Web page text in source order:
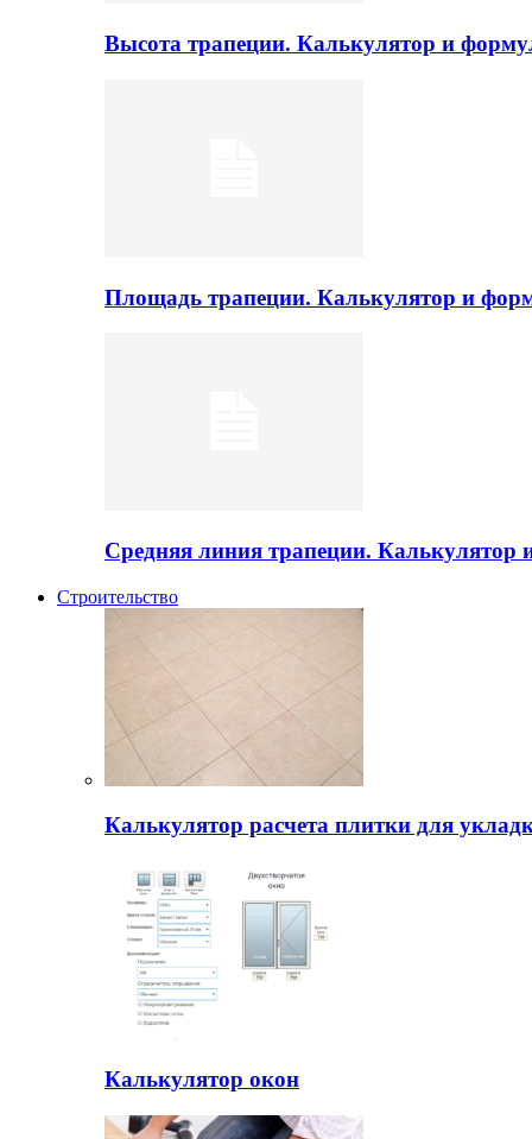
Высота трапеции. Калькулятор и
Площадь трапеции. Калькулятор и
Средняя линия трапеции.
Строительство
Калькулятор расчета плитки для
Калькулятор окон